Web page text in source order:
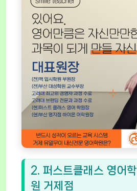
2. 퍼스트클래스 영어학
원 거제점